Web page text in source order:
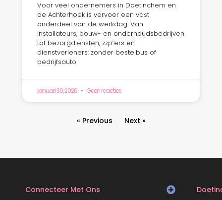
Voor veel ondernemers in Doetinchem en
de Achterhoek is vervoer een vast
onderdeel van de werkdag. Van
installateurs, bouw- en onderhoudsbedrijven
tot bezorgdiensten, zzp’ers en
dienstverleners: zonder bestelbus of
bedrijfsauto
januari 30, 2026 Geen reacties
« Previous Next »
Connecteer Met Ons